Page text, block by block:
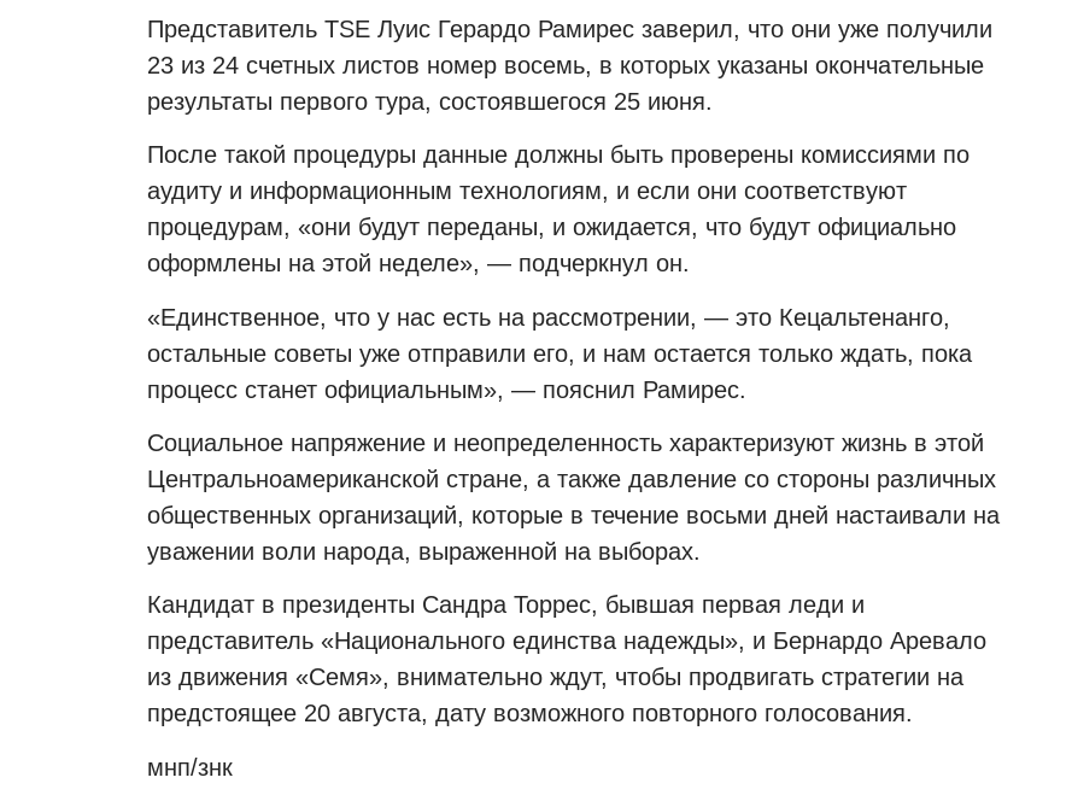
Представитель TSE Луис Герардо Рамирес заверил, что они уже получили
23 из 24 счетных листов номер восемь, в которых указаны окончательные
результаты первого тура, состоявшегося 25 июня.
После такой процедуры данные должны быть проверены комиссиями по
аудиту и информационным технологиям, и если они соответствуют
процедурам, «они будут переданы, и ожидается, что будут официально
оформлены на этой неделе», — подчеркнул он.
«Единственное, что у нас есть на рассмотрении, — это Кецальтенанго,
остальные советы уже отправили его, и нам остается только ждать, пока
процесс станет официальным», — пояснил Рамирес.
Социальное напряжение и неопределенность характеризуют жизнь в этой
Центральноамериканской стране, а также давление со стороны различных
общественных организаций, которые в течение восьми дней настаивали на
уважении воли народа, выраженной на выборах.
Кандидат в президенты Сандра Торрес, бывшая первая леди и
представитель «Национального единства надежды», и Бернардо Аревало
из движения «Семя», внимательно ждут, чтобы продвигать стратегии на
предстоящее 20 августа, дату возможного повторного голосования.
мнп/знк